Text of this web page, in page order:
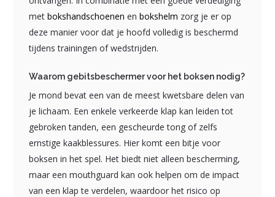
metbokshandschoenen enbokshelm zorg je er op
deze manier voor dat je hoofd volledig is beschermd
tijdens trainingen of wedstrijden.
Waarom gebitsbeschermer voor het boksen nodig?
Je mond bevat een van de meest kwetsbare delen van
je lichaam. Een enkele verkeerde klap kan leiden tot
gebroken tanden, een gescheurde tong of zelfs
ernstige kaakblessures. Hier komt een bitje voor
boksen in het spel. Het biedt niet alleen bescherming,
maar een mouthguard kan ook helpen om de impact
van een klap te verdelen, waardoor het risico op